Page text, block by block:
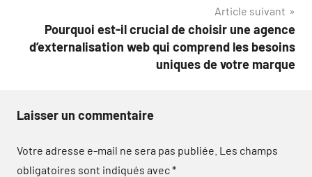
Article suivant
Pourquoi est-il crucial de choisir une agence
d’externalisation web qui comprend les besoins
uniques de votre marque
Laisser un commentaire
Votre adresse e-mail ne sera pas publiée. Les champs
obligatoires sont indiqués avec*